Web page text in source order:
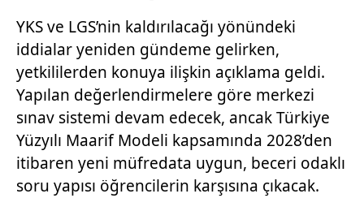
YKS ve LGS’nin kaldırılacağı yönündeki
iddialar yeniden gündeme gelirken,
yetkililerden konuya ilişkin açıklama geldi.
Yapılan değerlendirmelere göre merkezi
sınav sistemi devam edecek, ancak Türkiye
Yüzyılı Maarif Modeli kapsamında 2028’den
itibaren yeni müfredata uygun, beceri odaklı
soru yapısı öğrencilerin karşısına çıkacak.